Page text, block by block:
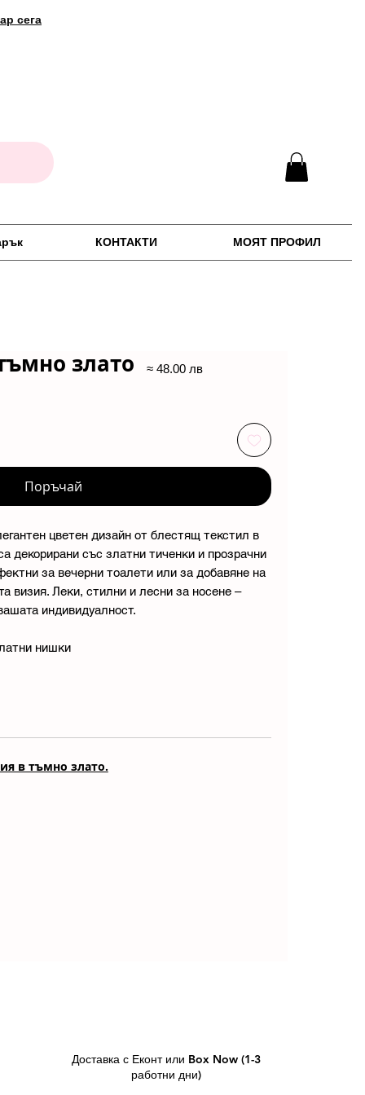
сега
КОНТАКТИ МОЯТ ПРОФИЛ
злато
Поръчай
цветен дизайн от блестящ текстил в
декорирани със златни тиченки и прозрачни
за вечерни тоалети или за добавяне на
визия. Леки, стилни и лесни за носене –
индивидуалност.
нишки
в тъмно злато.
≈ 48.00 лв
Доставка с Еконт или Box Now (1-3
работни дни)